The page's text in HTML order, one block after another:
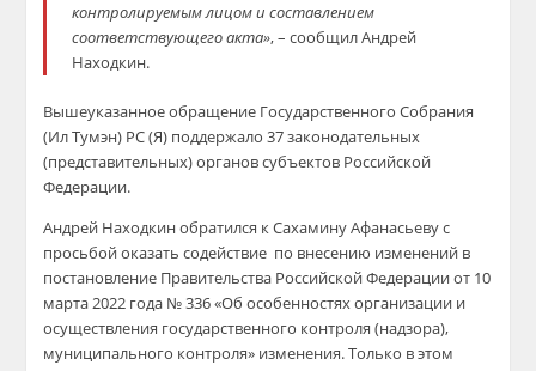
контролируемым лицом и составлением
соответствующего акта», – сообщил Андрей
Находкин.
Вышеуказанное обращение Государственного Собрания
(Ил Тумэн) РС (Я) поддержало 37 законодательных
(представительных) органов субъектов Российской
Федерации.
Андрей Находкин обратился к Сахамину Афанасьеву с
просьбой оказать содействие по внесению изменений в
постановление Правительства Российской Федерации от 10
марта 2022 года № 336 «Об особенностях организации и
осуществления государственного контроля (надзора),
муниципального контроля» изменения. Только в этом